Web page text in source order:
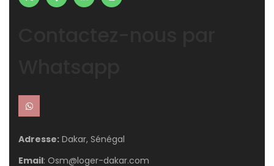
Adresse: Dakar, Sénégal
Email: Osm@loger-dakar.com